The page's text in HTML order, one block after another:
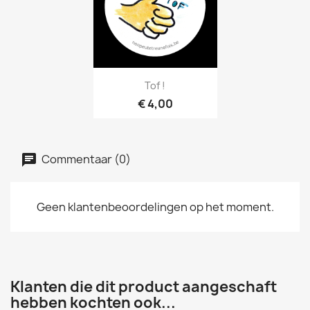
Snel bekijken
Tof !
€ 4,00
Commentaar (0)
Geen klantenbeoordelingen op het moment.
Klanten die dit product aangeschaft
hebben kochten ook...